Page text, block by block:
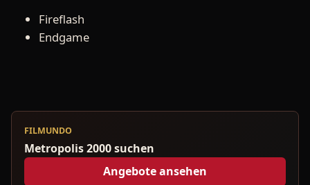
Fireflash
Endgame
FILMUNDO
Metropolis 2000 suchen
Angebote ansehen